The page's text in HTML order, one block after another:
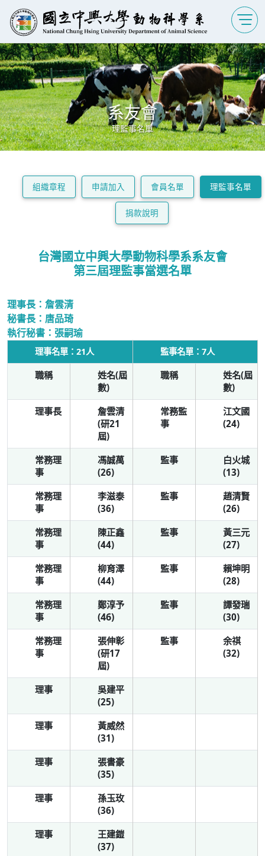
系友會
理監事名單
組織章程 申請加入 會員名單 理監事名單
捐款說明
台灣國立中興大學動物科學系系友會
第三屆理監事當選名單
理事長：詹雲清
秘書長：唐品琦
執行秘書：張嗣瑜
理事名單：21人 監事名單：7人
職稱
姓名(屆
數)
職稱
姓名(屆
數)
理事長
詹雲清
(研21
屆)
常務監
事
江文國
(24)
常務理
事
馮誠萬
(26)
監事
白火城
(13)
常務理
事
李滋泰
(36)
監事
趙清賢
(26)
常務理
事
陳正鑫
(44)
監事
黃三元
(27)
常務理
事
柳育澤
(44)
監事
賴坤明
(28)
常務理
事
鄭淳予
(46)
監事
譚發瑞
(30)
常務理
事
張伸彰
(研17
屆)
監事
余祺
(32)
理事
吳建平
(25)
理事
黃威然
(31)
理事
張書豪
(35)
理事
孫玉玫
(36)
理事
王建鎧
(37)